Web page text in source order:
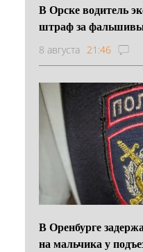
В Орске водитель
штраф за
8 августа 21:46
В Оренбурге
на мальчика у